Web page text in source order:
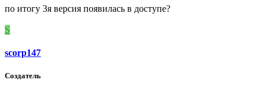
по итогу 3я версия появилась в доступе?
S
scorp147
Создатель